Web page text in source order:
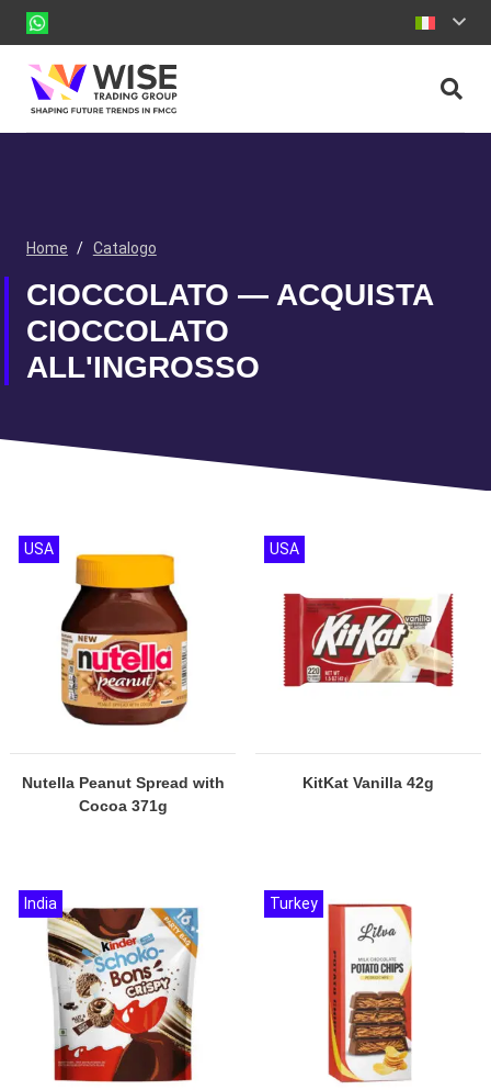
Home / Catalogo
CIOCCOLATO — ACQUISTA
CIOCCOLATO
ALL'INGROSSO
Nutella Peanut Spread with
Cocoa 371g
USA
KitKat Vanilla 42g
USA
India Turkey